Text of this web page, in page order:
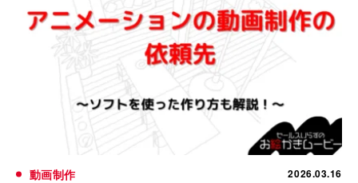
動画制作 2026.03.16